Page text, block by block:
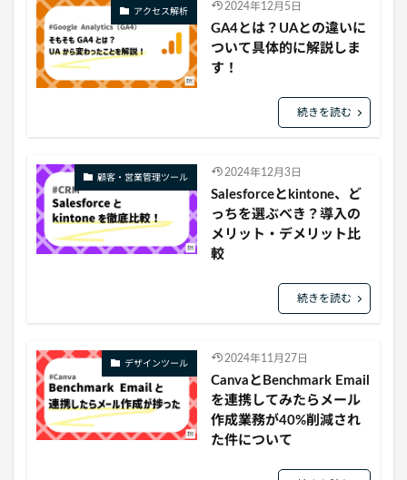
アクセス解析 2024年12月5日
GA4とは？UAとの違いに
ついて具体的に解説しま
す！
続きを読む
顧客・営業管理ツール 2024年12月3日
Salesforceとkintone、ど
っちを選ぶべき？導入の
メリット・デメリット比
較
続きを読む
デザインツール 2024年11月27日
CanvaとBenchmark Email
を連携してみたらメール
作成業務が40%削減され
た件について